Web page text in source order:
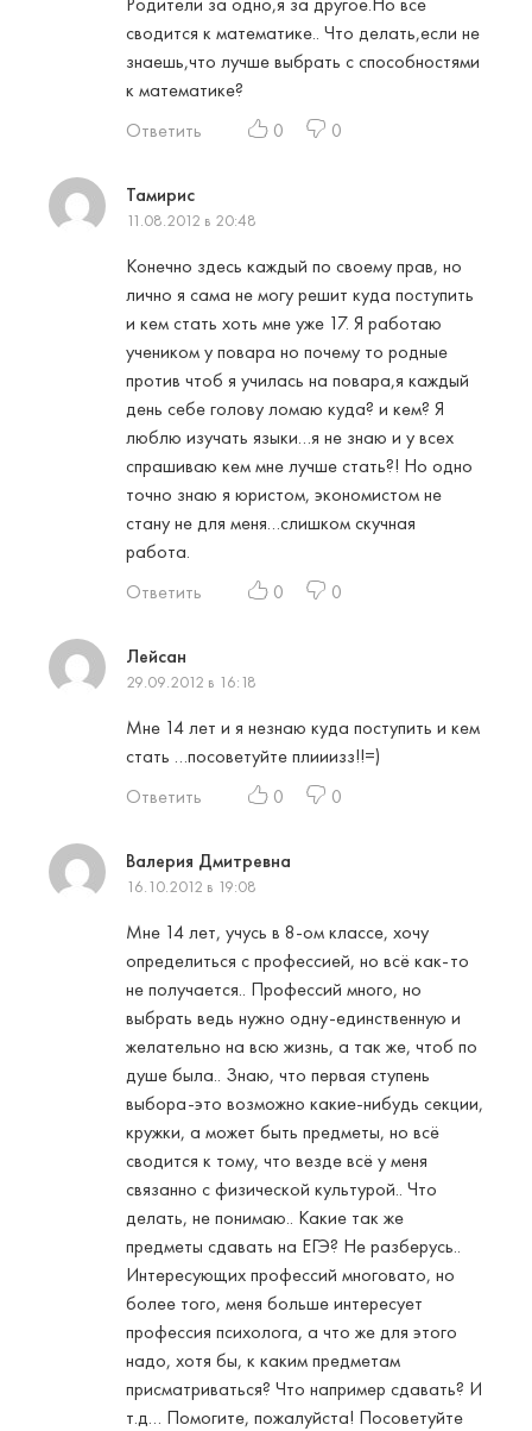
сводится к математике.. Что делать,если не
знаешь,что лучше выбрать с способностями
к математике?
Ответить
0 0
Тамирис
11.08.2012 в 20:48
Конечно здесь каждый по своему прав, но
лично я сама не могу решит куда поступить
и кем стать хоть мне уже 17. Я работаю
учеником у повара но почему то родные
против чтоб я училась на повара,я каждый
день себе голову ломаю куда? и кем? Я
люблю изучать языки…я не знаю и у всех
спрашиваю кем мне лучше стать?! Но одно
точно знаю я юристом, экономистом не
стану не для меня…слишком скучная
работа.
Ответить
0 0
Лейсан
29.09.2012 в 16:18
Мне 14 лет и я незнаю куда поступить и кем
стать …посоветуйте плииизз!!=)
Ответить
0 0
Валерия Дмитревна
16.10.2012 в 19:08
Мне 14 лет, учусь в 8-ом классе, хочу
определиться с профессией, но всё как-то
не получается.. Профессий много, но
выбрать ведь нужно одну-единственную и
желательно на всю жизнь, а так же, чтоб по
душе была.. Знаю, что первая ступень
выбора-это возможно какие-нибудь секции,
кружки, а может быть предметы, но всё
сводится к тому, что везде всё у меня
связанно с физической культурой.. Что
делать, не понимаю.. Какие так же
предметы сдавать на ЕГЭ? Не разберусь..
Интересующих профессий многовато, но
более того, меня больше интересует
профессия психолога, а что же для этого
надо, хотя бы, к каким предметам
присматриваться? Что например сдавать? И
т.д… Помогите, пожалуйста! Посоветуйте